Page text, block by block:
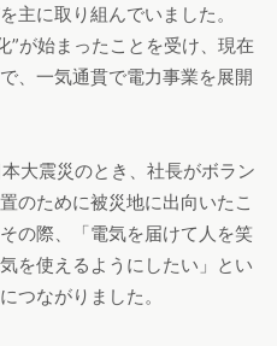
主に取り組んでいました。
”が始まったことを受け、現在
、一気通貫で電力事業を展開
大震災のとき、社長がボラン
のために被災地に出向いたこ
の際、「電気を届けて人を笑
を使えるようにしたい」とい
つながりました。